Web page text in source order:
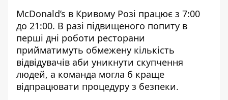
McDonald’s в Кривому Розі працює з 7:00
до 21:00. В разі підвищеного попиту в
перші дні роботи ресторани
прийматимуть обмежену кількість
відвідувачів аби уникнути скупчення
людей, а команда могла б краще
відпрацювати процедуру з безпеки.